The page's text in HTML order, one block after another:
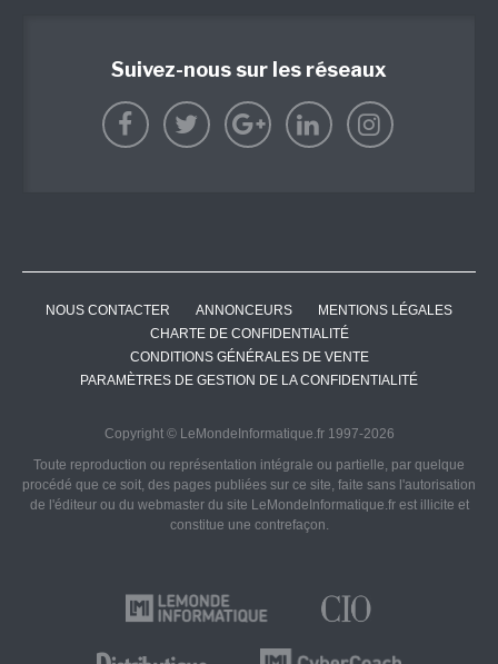
Suivez-nous sur les réseaux
NOUS CONTACTER ANNONCEURS
MENTIONS LÉGALES
CHARTE DE CONFIDENTIALITÉ
CONDITIONS GÉNÉRALES DE VENTE
PARAMÈTRES DE GESTION DE LA CONFIDENTIALITÉ
Copyright © LeMondeInformatique.fr 1997-2026
Toute reproduction ou représentation intégrale ou partielle, par quelque
procédé que ce soit, des pages publiées sur ce site, faite sans l'autorisation
de l'éditeur ou du webmaster du site LeMondeInformatique.fr est illicite et
constitue une contrefaçon.